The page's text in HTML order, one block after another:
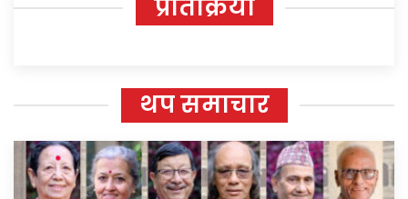
प्रतिक्रिया
थप समाचार